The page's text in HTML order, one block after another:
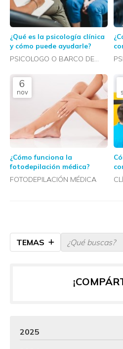
TEMAS
¿Qué es la psicología clínica
y cómo puede ayudarle?
PSICOLOGO O BARCO DE
6
nov
¿Cómo funciona la
fotodepilación médica?
FOTODEPILACIÓN MÉDICA
2025